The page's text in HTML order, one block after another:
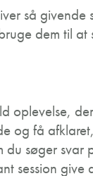
så
dem til
oplevelse,
og få
søger svar
session